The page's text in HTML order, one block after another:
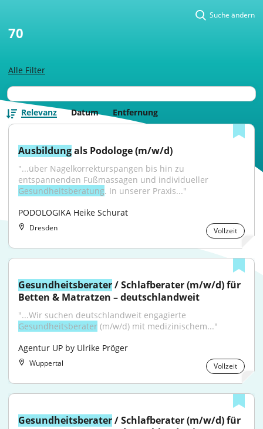
Alle Filter
Suche ändern
70
Relevanz Datum Entfernung
Ausbildung als Podologe (m/w/d)
"...über Nagelkorrekturspangen bis hin zu
Gesundheitsberatung. In unserer Praxis..."
PODOLOGIKA Heike Schurat
Dresden Vollzeit
Gesundheitsberater / Schlafberater (m/w/d) für
Betten & Matratzen – deutschlandweit
Gesundheitsberater (m/w/d) mit medizinischem..."
Agentur UP by Ulrike Pröger
Wuppertal Vollzeit
Gesundheitsberater / Schlafberater (m/w/d) für